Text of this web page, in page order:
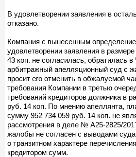
В удовлетворении заявления в
отказано.
Компания с вынесенным
удовлетворении заявления в
43 коп. не согласилась, обратилась
арбитражный апелляционный суд с
просит его отменить в обжалуемой
требования Компании в третью
требований кредиторов должника в
руб. 14 коп. По мнению апеллянта,
сумму 952 734 059 руб. 14 коп. не
рассмотрения в деле № А25-2825/
жалобы не согласен с выводами
о транзитном характере
кредитором сумм.